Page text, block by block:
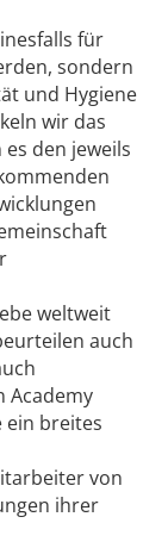
für
sondern
und Hygiene
wir das
den jeweils
weltweit
auch
Academy
ein breites
von
ihrer